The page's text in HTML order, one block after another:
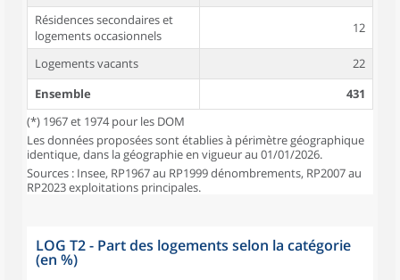
Résidences secondaires et
logements occasionnels
12
Logements vacants
22
Ensemble
431
(*) 1967 et 1974 pour les DOM
Les données proposées sont établies à périmètre géographique
identique, dans la géographie en vigueur au 01/01/2026.
Sources : Insee, RP1967 au RP1999 dénombrements, RP2007 au
RP2023 exploitations principales.
LOG T2 - Part des logements selon la catégorie
(en %)